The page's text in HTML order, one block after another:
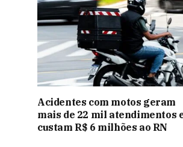
Acidentes com motos geram
mais de 22 mil atendimentos
custam R$ 6 milhões ao RN